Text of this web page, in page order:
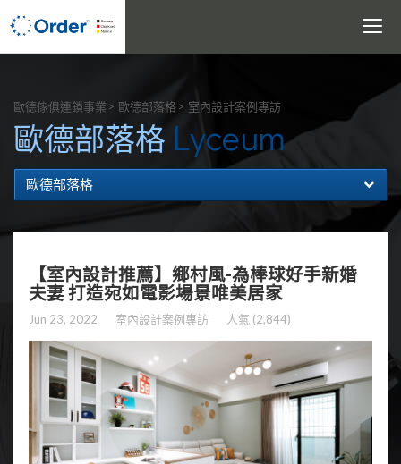
Toggle
歐德傢俱連鎖事業 歐德部落格 室內設計案例專訪
歐德部落格 Lyceum
歐德部落格
【室內設計推薦】鄉村風-為棒球好手新婚
夫妻 打造宛如電影場景唯美居家
Jun 23, 2022 室內設計案例專訪 人氣 (2,844)